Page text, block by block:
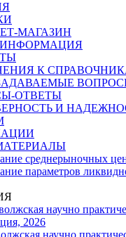
МАГАЗИН
К
ОТВЕТЫ
И
среднерыночных
параметров
научно
2026
научно